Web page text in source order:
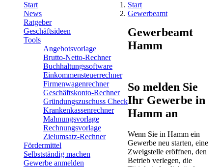
Start
News
Ratgeber
Geschäftsideen
Tools
Angebotsvorlage
Brutto-Netto-Rechner
Buchhaltungssoftware
Einkommensteuerrechner
Firmenwagenrechner
Geschäftskonto-Rechner
Gründungszuschuss Check
Krankenkassenrechner
Mahnungsvorlage
Rechnungsvorlage
Zielumsatz-Rechner
Fördermittel
Selbstständig machen
Gewerbe anmelden
Start
Gewerbeamt
Gewerbeamt
Hamm
So melden Sie
Ihr Gewerbe in
Hamm an
Wenn Sie in Hamm ein
Gewerbe neu starten, eine
Zweigstelle eröffnen, den
Betrieb verlegen, die